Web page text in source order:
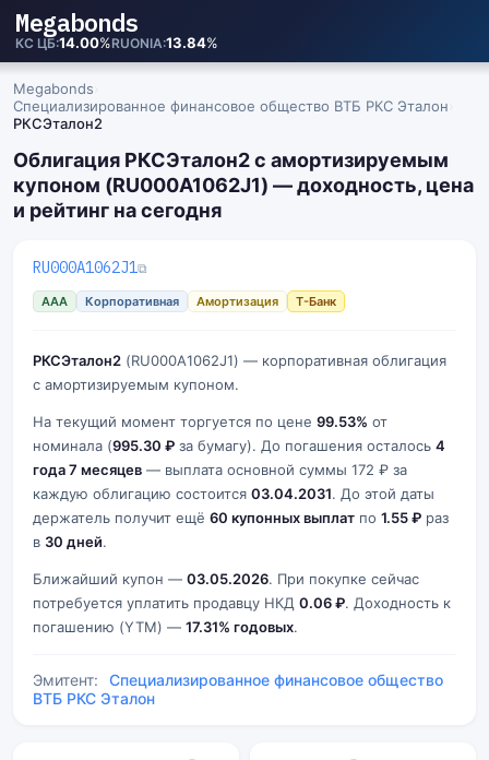
Megabonds
КС ЦБ 14.00%RUONIA 13.84%
Megabonds
Специализированное финансовое общество ВТБ РКС Эталон
РКСЭталон2
Облигация РКСЭталон2 с амортизируемым
купоном (RU000A1062J1) — доходность, цена
и рейтинг на сегодня
RU000A1062J1⧉
AAA Корпоративная Амортизация Т-Банк
РКСЭталон2 (RU000A1062J1) — корпоративная облигация
с амортизируемым купоном.
На текущий момент торгуется по цене 99.53% от
номинала (995.30 ₽ за бумагу). До погашения осталось 4
года 7 месяцев — выплата основной суммы 172 ₽ за
каждую облигацию состоится 03.04.2031. До этой даты
держатель получит ещё 60 купонных выплат по 1.55 ₽ раз
в 30 дней.
Ближайший купон — 03.05.2026. При покупке сейчас
потребуется уплатить продавцу НКД 0.06 ₽. Доходность к
погашению (YTM) — 17.31% годовых.
Эмитент:
Специализированное финансовое общество
ВТБ РКС Эталон